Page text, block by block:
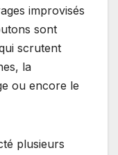
improvisés
sont
scrutent
la
ou encore le
plusieurs